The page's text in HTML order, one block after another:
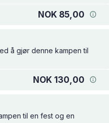
NOK 85,00
å gjør denne kampen til
NOK 130,00
til en fest og en